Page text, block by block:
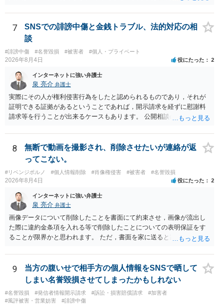
方が口頭で反論したのは、仮処分は迅速性が要求されるためです。 書
面での反論となれば、より遅延する可能性がございます。 また、本件
はXのため、APのIPアドレスの保存期間の問題もございます。 開示請
求は法律知識が不可欠ですが、それだけでは足りず、実務を踏まえた
方法を選択することが重要です。
7
SNSでの誹謗中傷と金銭トラブル、法的対応の相
談
#誹謗中傷 #名誉毀損 #被害者 #個人・プライベート
2026年8月4日 役にたった 2
インターネットに強い弁護士
泉 亮介 弁護士
実際にその人が権利侵害行為をしたと認められるものであり，それが
証明できる証拠があるということであれば，開示請求を経ずに慰謝料
請求等を行うことが出来るケースもあります。 公開相談の場では回答
に個別に相談されると良いでしょう。
8
無断で動画を撮影され、削除させたいが連絡が返
ってこない。
#リベンジポルノ #個人情報削除 #肖像権侵害 #被害者 #名誉毀損
2026年8月4日 役にたった 2
インターネットに強い弁護士
泉 亮介 弁護士
画像データについて削除したことを書面にて約束させ，画像が流出し
た際に違約金条項を入れる等で削除したことについての表明保証をす
ることが限界かと思われます。 ただ，書面を家に送ると家族に不貞行
除等を求めることは避けたほうが良いかと思われます。
9
当方の腹いせで相手方の個人情報をSNSで晒して
しまい名誉毀損させてしまったかもしれない
#名誉毀損 #発信者情報開示請求 #訴訟・損害賠償請求
#加害者
#風評被害・営業妨害
#誹謗中傷